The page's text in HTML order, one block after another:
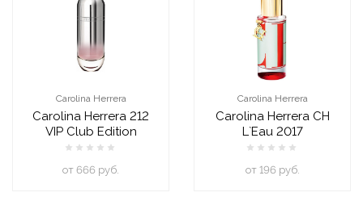
Carolina Herrera
Carolina Herrera 212
VIP Club Edition
oт 666 руб.
Carolina Herrera
Carolina Herrera CH
L`Eau 2017
oт 196 руб.